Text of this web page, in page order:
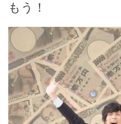
もう！